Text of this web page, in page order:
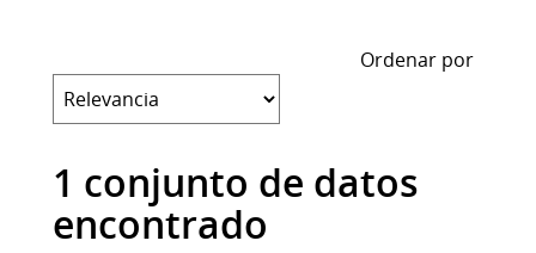
Ordenar por
1 conjunto de datos
encontrado